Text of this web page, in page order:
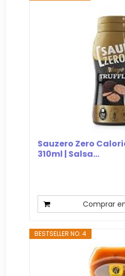
Sauzero Zero
310ml | Salsa...
Comprar
BESTSELLER NO. 4